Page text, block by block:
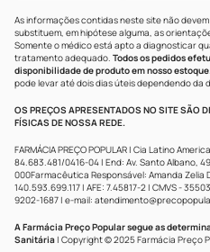
As informações contidas neste site não
substituem, em hipótese alguma, as
Somente o médico está apto a diagnosticar
tratamento adequado. Todos os pedidos
disponibilidade de produto em nosso
pode levar até dois dias úteis dependendo da
OS PREÇOS APRESENTADOS NO SITE SÃO
FÍSICAS DE NOSSA REDE.
FARMÁCIA PREÇO POPULAR | Cia Latino
84.683.481/0416-04 | End: Av. Santo Albano,
000Farmacêutica Responsável: Amanda Zelia
140.593.699.117 | AFE: 7.45817-2 | CMVS -
9202-1687 | e-mail:
A Farmácia Preço Popular segue as
Sanitária | Copyright © 2025 Farmácia Preço